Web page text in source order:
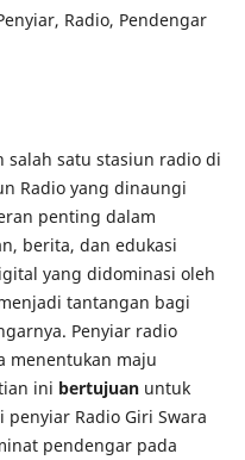
Radio, Pendengar
salah satu stasiun radio di
Radio yang dinaungi
penting dalam
berita, dan edukasi
yang didominasi oleh
tantangan bagi
Penyiar radio
menentukan maju
ini bertujuanuntuk
Radio Giri Swara
pendengar pada